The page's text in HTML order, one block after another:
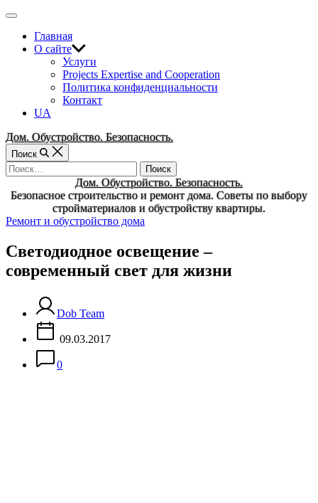
Перейти
содержимому
Вне
холстаГлавная
О сайте
Услуги
Projects Expertise and Cooperation
Политика конфиденциальности
Контакт
UA
Дом. Обустройство. Безопасность.
Поиск
Найти:
Дом. Обустройство. Безопасность.
Безопасное строительство и ремонт дома. Советы по выбору
стройматериалов и обустройству квартиры.
Рубрики
Ремонт и обустройство дома
Светодиодное освещение –
современный свет для жизни
Dob Team
09.03.2017
0